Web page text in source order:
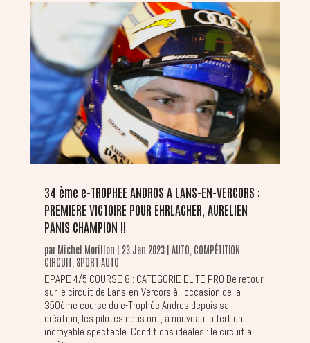
34 ème e-TROPHEE ANDROS A LANS-EN-VERCORS :
PREMIERE VICTOIRE POUR EHRLACHER, AURELIEN
PANIS CHAMPION !!
parMichel Morillon | 23 Jan 2023| AUTO COMPÉTITION
CIRCUIT SPORT AUTO
EPAPE 4/5 COURSE 8 : CATEGORIE ELITE PRO De retour
sur le circuit de Lans-en-Vercors à l’occasion de la
350ème course du e-Trophée Andros depuis sa
création, les pilotes nous ont, à nouveau, offert un
incroyable spectacle. Conditions idéales : le circuit a